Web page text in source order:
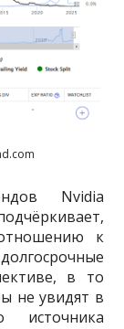
Nvidia
к
в то
не увидят в
источника